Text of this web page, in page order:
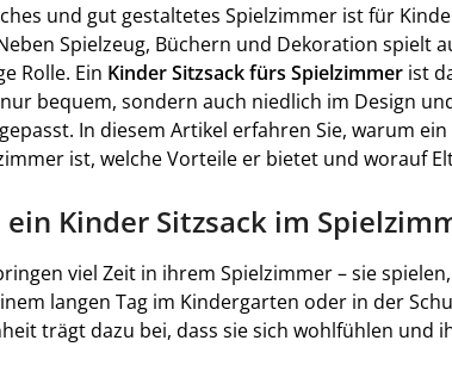
und gut gestaltetes Spielzimmer ist für
Spielzeug, Büchern und Dekoration spielt
Rolle. Ein Kinder Sitzsack fürs Spielzimmer ist
bequem, sondern auch niedlich im Design
In diesem Artikel erfahren Sie, warum
ist, welche Vorteile er bietet und worauf
Kinder Sitzsack im
viel Zeit in ihrem Spielzimmer – sie
langen Tag im Kindergarten oder in der
trägt dazu bei, dass sie sich wohlfühlen und